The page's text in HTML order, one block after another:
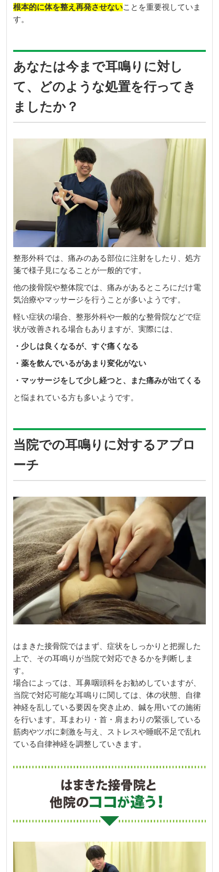
根本的に体を整え再発させないことを重要視していま
す。
あなたは今まで耳鳴りに対し
て、どのような処置を行ってき
ましたか？
整形外科では、痛みのある部位に注射をしたり、処方
箋で様子見になることが一般的です。
他の接骨院や整体院では、痛みがあるところにだけ電
気治療やマッサージを行うことが多いようです。
軽い症状の場合、整形外科や一般的な整骨院などで症
状が改善される場合もありますが、実際には、
・少しは良くなるが、すぐ痛くなる
・薬を飲んでいるがあまり変化がない
・マッサージをして少し経つと、また痛みが出てくる
と悩まれている方も多いようです。
当院での耳鳴りに対するアプロ
ーチ
はまきた接骨院ではまず、症状をしっかりと把握した
上で、その耳鳴りが当院で対応できるかを判断しま
す。
場合によっては、耳鼻咽頭科をお勧めしていますが、
当院で対応可能な耳鳴りに関しては、体の状態、自律
神経を乱している要因を突き止め、鍼を用いての施術
を行います。耳まわり・首・肩まわりの緊張している
筋肉やツボに刺激を与え、ストレスや睡眠不足で乱れ
ている自律神経を調整していきます。